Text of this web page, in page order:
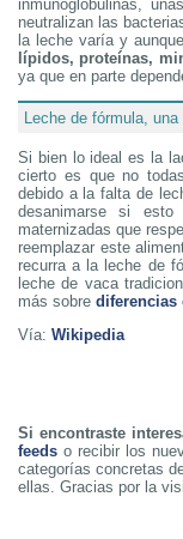
inmunoglobulinas,
neutralizan las
la leche varía y
lípidos, proteínas,
ya que en parte
Leche de fórmula,
Si bien lo ideal es la
cierto es que no
debido a la falta de
desanimarse si
maternizadas que
reemplazar este
recurra a la leche de
leche de vaca
más sobre diferencias
Vía: Wikipedia
Si encontraste
feeds o recibir los
categorías concretas
ellas. Gracias por la